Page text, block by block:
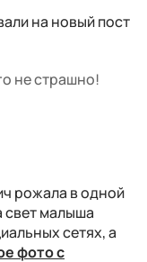
на новый пост
не страшно!
рожала в одной
свет малыша
сетях, а
фото с